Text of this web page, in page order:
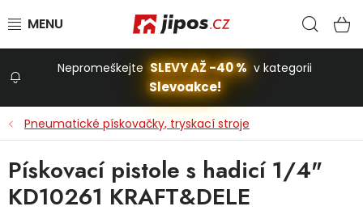
Stavba a dům
Nepromeškejte SLEVY AŽ -40 % v kategorii
Slevoakce!
Pneumatické pískovačky, tryskací stroje
Pískovací pistole s hadicí 1/4"
KD10261 KRAFT&DELE